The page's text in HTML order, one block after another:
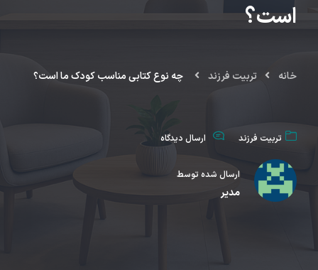
است؟
خانه تربیت فرزند چه نوع کتابی مناسب کودک ما است؟
تربیت فرزند ارسال دیدگاه
ارسال شده توسط
مدیر